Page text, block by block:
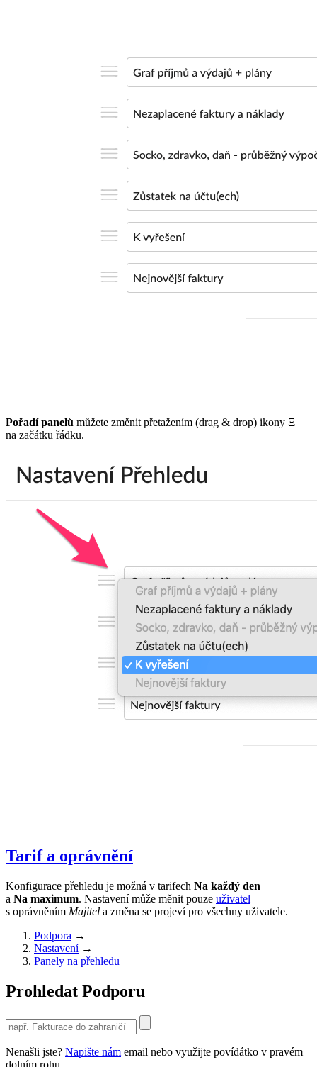
Pořadí panelů můžete změnit přetažením (drag & drop) ikony Ξ
na začátku řádku.
Tarif a oprávnění
Konfigurace přehledu je možná v tarifech Na každý den
a Na maximum. Nastavení může měnit pouze uživatel
s oprávněním Majitel a změna se projeví pro všechny uživatele.
Podpora →
Nastavení →
Panely na přehledu
Prohledat Podporu
Use
the
and
Nenašli jste? Napište nám email nebo využijte povídátko v pravém
dolním rohu.